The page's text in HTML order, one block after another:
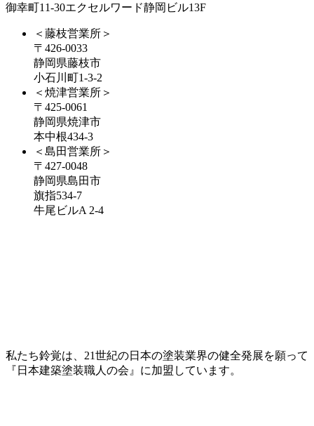
御幸町11-30エクセルワード静岡ビル13F
＜藤枝営業所＞
〒426-0033
静岡県藤枝市
小石川町1-3-2
＜焼津営業所＞
〒425-0061
静岡県焼津市
本中根434-3
＜島田営業所＞
〒427-0048
静岡県島田市
旗指534-7
牛尾ビルA 2-4
私たち鈴覚は、21世紀の日本の塗装業界の健全発展を願って
『日本建築塗装職人の会』に加盟しています。